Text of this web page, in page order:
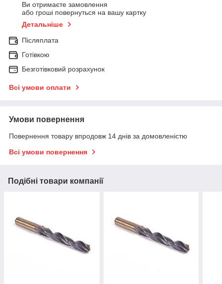
Ви отримаєте замовлення
або гроші повернуться на вашу картку
Детальніше
Післяплата
Готівкою
Безготівковий розрахунок
Всі умови оплати
Умови повернення
Повернення товару впродовж 14 днів за домовленістю
Всі умови повернення
Подібні товари компанії